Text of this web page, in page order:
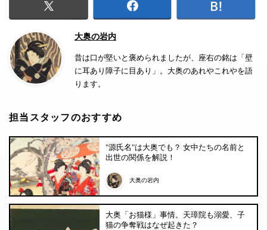
大奥の岩内
昔は口が堅いと褒められましたが、座右の銘は「壁
に耳あり障子に目あり」。大奥のあれやこれやを語
ります。
担当スタッフのおすすめ
"源氏名"は大奥でも？ 女中たちの名前と
出世の関係を解説！
大奥の岩内
大奥「お猫様」事情。天璋院も溺愛、子
猫の争奪戦はなぜ起きた？